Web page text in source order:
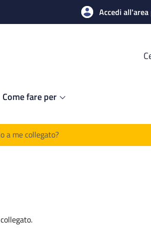
Accedi
Come fare per
a me collegato?